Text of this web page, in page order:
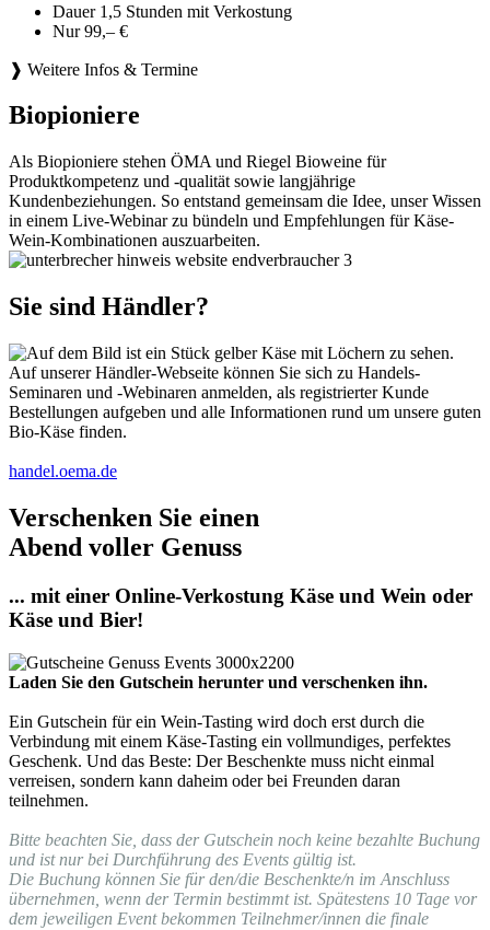
Dauer 1,5 Stunden mit Verkostung
Nur 99,– €
❱ Weitere Infos & Termine
Biopioniere
Als Biopioniere stehen ÖMA und Riegel Bioweine für
Produktkompetenz und -qualität sowie langjährige
Kundenbeziehungen. So entstand gemeinsam die Idee, unser Wissen
in einem Live-Webinar zu bündeln und Empfehlungen für Käse-
Wein-Kombinationen auszuarbeiten.
Sie sind Händler?
Auf unserer Händler-Webseite können Sie sich zu Handels-
Seminaren und -Webinaren anmelden, als registrierter Kunde
Bestellungen aufgeben und alle Informationen rund um unsere guten
Bio-Käse finden.
handel.oema.de
Verschenken Sie einen
Abend voller Genuss
... mit einer Online-Verkostung Käse und Wein oder
Käse und Bier!
Laden Sie den Gutschein herunter und verschenken ihn.
Ein Gutschein für ein Wein-Tasting wird doch erst durch die
Verbindung mit einem Käse-Tasting ein vollmundiges, perfektes
Geschenk. Und das Beste: Der Beschenkte muss nicht einmal
verreisen, sondern kann daheim oder bei Freunden daran
teilnehmen.
Bitte beachten Sie, dass der Gutschein noch keine bezahlte Buchung
und ist nur bei Durchführung des Events gültig ist.
Die Buchung können Sie für den/die Beschenkte/n im Anschluss
übernehmen, wenn der Termin bestimmt ist. Spätestens 10 Tage vor
dem jeweiligen Event bekommen Teilnehmer/innen die finale